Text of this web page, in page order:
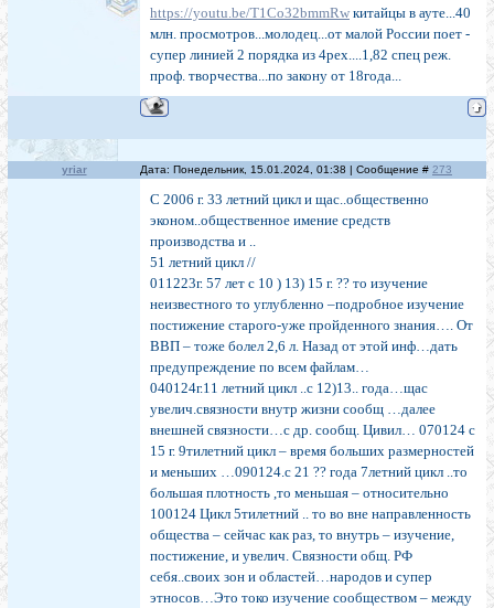
https://youtu.be/T1Co32bmmRw китайцы в ауте...40
млн. просмотров...молодец...от малой России поет -
супер линией 2 порядка из 4рех....1,82 спец реж.
проф. творчества...по закону от 18года...
yriar Дата: Понедельник, 15.01.2024, 01:38 | Сообщение # 273
С 2006 г. 33 летний цикл и щас..общественно
эконом..общественное имение средств
производства и ..
51 летний цикл //
011223г. 57 лет с 10 ) 13) 15 г. ?? то изучение
неизвестного то углубленно –подробное изучение
постижение старого-уже пройденного знания…. От
ВВП – тоже болел 2,6 л. Назад от этой инф…дать
предупреждение по всем файлам…
040124г.11 летний цикл ..с 12)13.. года…щас
увелич.связности внутр жизни сообщ …далее
внешней связности…с др. сообщ. Цивил… 070124 с
15 г. 9тилетний цикл – время больших размерностей
и меньших …090124.с 21 ?? года 7летний цикл ..то
большая плотность ,то меньшая – относительно
100124 Цикл 5тилетний .. то во вне направленность
общества – сейчас как раз, то внутрь – изучение,
постижение, и увелич. Связности общ. РФ
себя..своих зон и областей…народов и супер
этносов…Это токо изучение сообществом – между